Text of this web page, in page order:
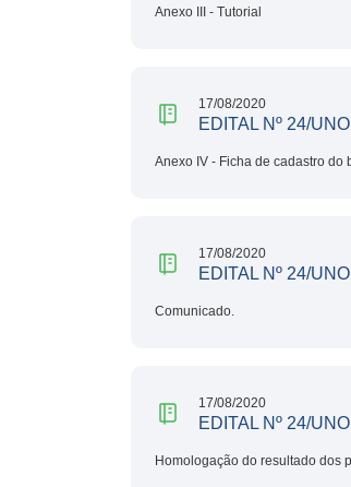
Anexo III - Tutorial
17/08/2020
EDITAL Nº 24/
Anexo IV - Ficha de cadastro do
17/08/2020
EDITAL Nº 24/
Comunicado.
17/08/2020
EDITAL Nº 24/
Homologação do resultado dos